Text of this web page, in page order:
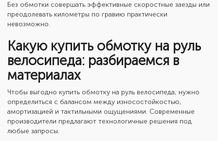
Без обмотки совершать эффективные скоростные заезды или
преодолевать километры по гравию практически
невозможно.
Какую купить обмотку на руль
велосипеда: разбираемся в
материалах
Чтобы выгодно купить обмотку на руль велосипеда, нужно
определиться с балансом между износостойкостью,
амортизацией и тактильными ощущениями. Современные
производители предлагают технологичные решения под
любые запросы.